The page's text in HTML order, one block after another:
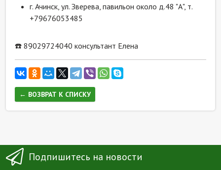
г. Ачинск, ул. Зверева, павильон около д.48 "А", т.
+79676053485
☎️ 89029724040 консультант Елена
← ВОЗВРАТ К СПИСКУ
Подпишитесь на новости